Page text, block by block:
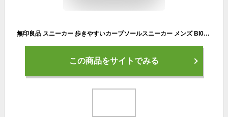
無印良品 スニーカー 歩きやすいカーブソールスニーカー メンズ BI00WA4A 黒 29.0 cm
この商品をサイトでみる